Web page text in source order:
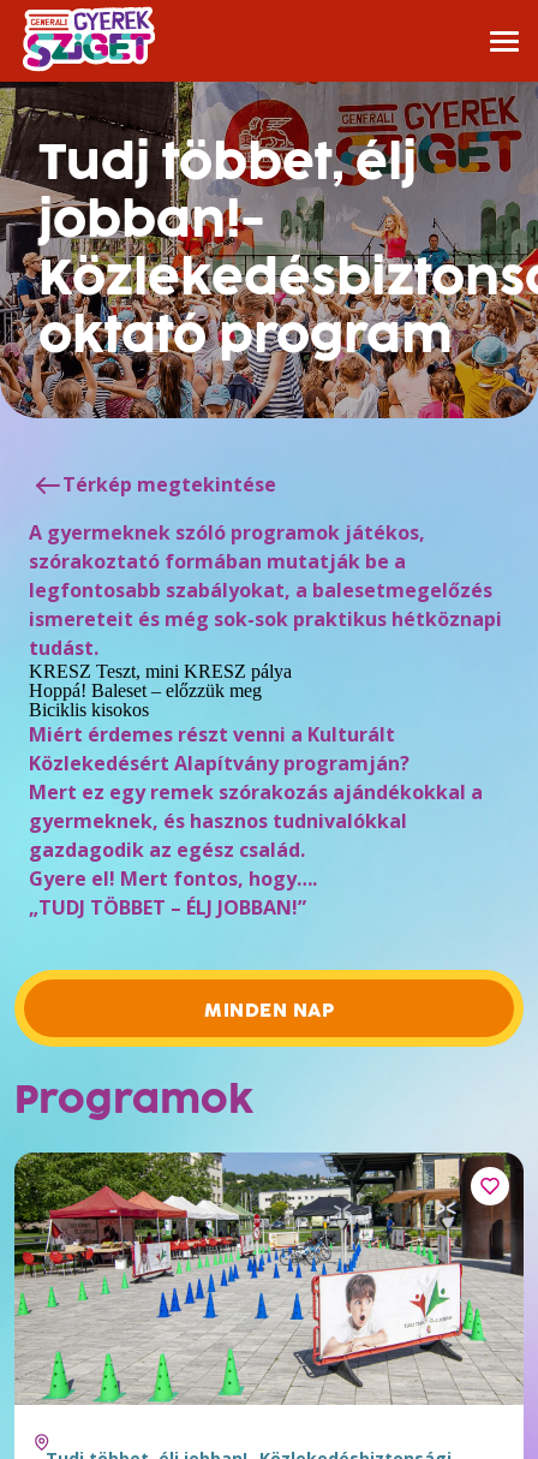
Tudj többet, élj
jobban!-
oktató program
Térkép megtekintése
A gyermeknek szóló programok játékos,
szórakoztató formában mutatják be a
legfontosabb szabályokat, a balesetmegelőzés
ismereteit és még sok-sok praktikus hétköznapi
tudást.
KRESZ Teszt, mini KRESZ pálya
Hoppá! Baleset – előzzük meg
Biciklis kisokos
Miért érdemes részt venni a Kulturált
Közlekedésért Alapítvány programján?
Mert ez egy remek szórakozás ajándékokkal a
gyermeknek, és hasznos tudnivalókkal
gazdagodik az egész család.
Gyere el! Mert fontos, hogy….
„TUDJ TÖBBET – ÉLJ JOBBAN!”
MINDEN NAP
Programok